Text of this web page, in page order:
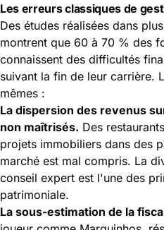
Les erreurs classiques de
Des études réalisées dans
montrent que 60 à 70 % des
connaissent des difficultés
suivant la fin de leur carrière.
mêmes :
La dispersion des revenus
non maîtrisés. Des
projets immobiliers dans des
marché est mal compris. La
conseil expert est l'une des
patrimoniale.
La sous-estimation de la